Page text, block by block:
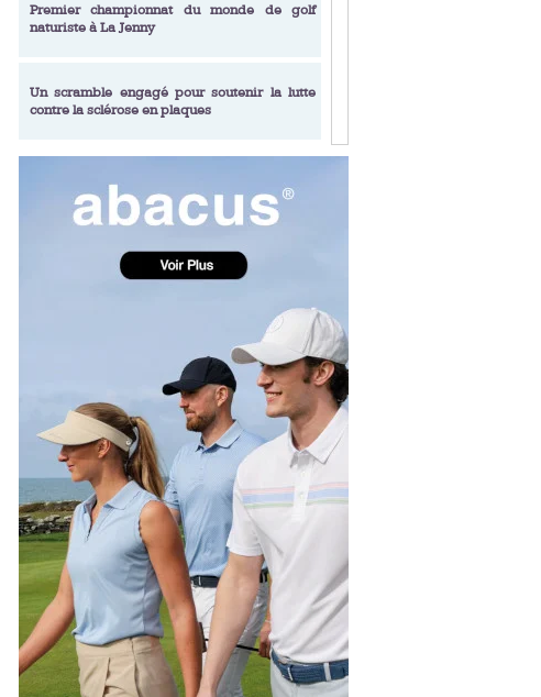
Ladies Pro-Am VSD : les premières
Académie Golf Barrière Julien Xanthopoulos,
Amundi Evian Championship, de nouvelles
expériences immersives
Evian Resort Golf Club : Saison 2 du
Programme Performance
Premier championnat du monde de golf
naturiste à La Jenny
Un scramble engagé pour soutenir la lutte
contre la sclérose en plaques
Series & Trophée Écologie, deux circuits
amateurs en 10 étapes
Royal Air Maroc Golf & Padel Cup : le nouvel
event sport et networking
LPGA Tour 2026 : une saison record pour le
Ladies European Tour 2026 : une saison
historique sur cinq continents
Debout en Bouts prolonge la Fashion Week à
Roland-Garros
Lacoste Ladies Open 2025 : Céline Boutier
de retour à Deauville
Aphrodite Hills Team Cup 2025 : de retour a
Chypre